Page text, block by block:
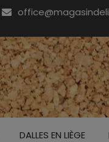
DALLES EN LIÈGE